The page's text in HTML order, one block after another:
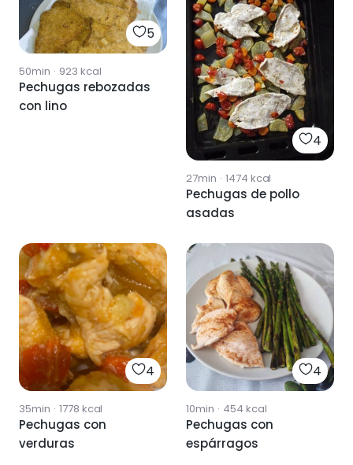
5
50min · 923 kcal
Pechugas rebozadas
con lino
4
27min · 1474 kcal
Pechugas de pollo
asadas
4
35min · 1778 kcal
Pechugas con
verduras
4
10min · 454 kcal
Pechugas con
espárragos